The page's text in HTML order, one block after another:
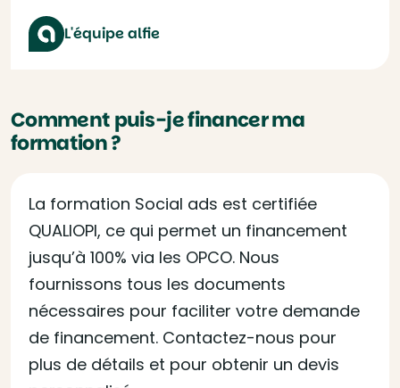
L'équipe alfie
Comment puis-je financer ma
formation ?
La formation Social ads est certifiée
QUALIOPI, ce qui permet un financement
jusqu’à 100% via les OPCO. Nous
fournissons tous les documents
nécessaires pour faciliter votre demande
de financement. Contactez-nous pour
plus de détails et pour obtenir un devis